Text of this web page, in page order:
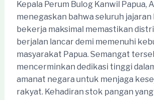
Kepala Perum Bulog Kanwil Papua,
menegaskan bahwa seluruh
bekerja maksimal memastikan
berjalan lancar demi memenuhi
masyarakat Papua. Semangat
mencerminkan dedikasi tinggi
amanat negara untuk menjaga
rakyat. Kehadiran stok pangan yang